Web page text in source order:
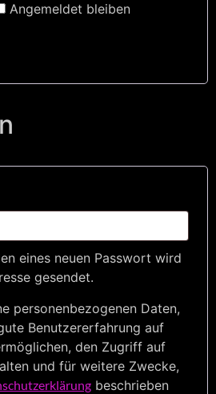
Angemeldet bleiben
eines neuen Passwort wird
gesendet.
personenbezogenen Daten,
Benutzererfahrung auf
den Zugriff auf
und für weitere Zwecke,
beschrieben